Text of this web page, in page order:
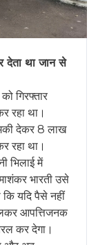
देता था जान से
गिरफ्तार
रहा था।
देकर 8 लाख
रहा था।
भिलाई में
भारती उसे
यदि पैसे नहीं
आपत्तिजनक
कर देगा।